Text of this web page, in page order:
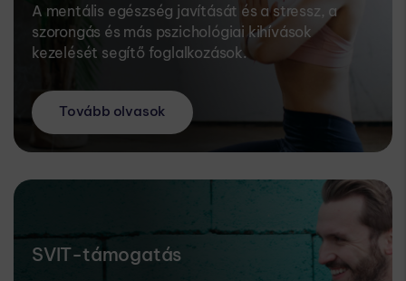
A mentális egészség javítását és a stressz, a
szorongás és más pszichológiai kihívások
kezelését segítő foglalkozások.
Tovább olvasok
SVIT-támogatás